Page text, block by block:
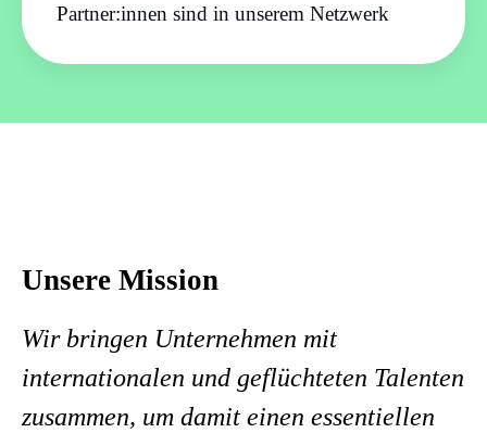
Partner:innen sind in unserem Netzwerk
Unsere Mission
Wir bringen Unternehmen mit
internationalen und geflüchteten Talenten
zusammen, um damit einen essentiellen